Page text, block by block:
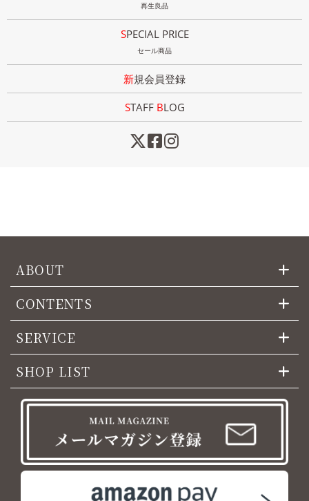
再生良品
SPECIAL PRICE
セール商品
新規会員登録
STAFF BLOG
ABOUT
CONTENTS
SERVICE
SHOP LIST